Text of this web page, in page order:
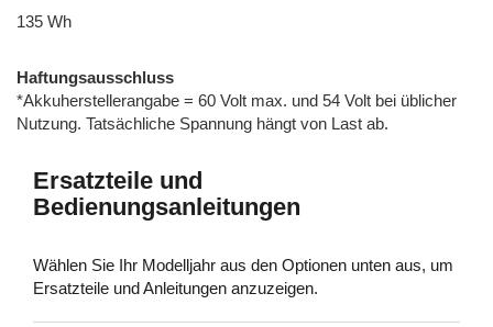
135 Wh
Haftungsausschluss
*Akkuherstellerangabe = 60 Volt max. und 54 Volt bei üblicher
Nutzung. Tatsächliche Spannung hängt von Last ab.
Ersatzteile und
Bedienungsanleitungen
Wählen Sie Ihr Modelljahr aus den Optionen unten aus, um
Ersatzteile und Anleitungen anzuzeigen.